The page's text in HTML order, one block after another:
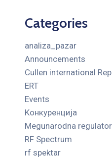
Categories
analiza_pazar
Announcements
Cullen international
ERT
Events
Kонкуренција
Megunarodna
RF Spectrum
rf spektar